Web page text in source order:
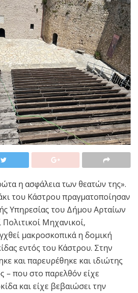
η ασφάλεια των θεατών της».
του Κάστρου πραγματοποίησαν
Υπηρεσίας του Δήμου Αρταίων
Πολιτικοί Μηχανικοί,
μακροσκοπικά η δομική
εντός του Κάστρου. Στην
και παρευρέθηκε και ιδιώτης
– που στο παρελθόν είχε
και είχε βεβαιώσει την